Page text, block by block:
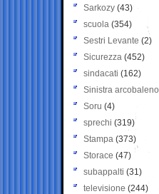
Sarkozy (43)
scuola (354)
Sestri Levante (2)
Sicurezza (452)
sindacati (162)
Sinistra arcobaleno
Soru (4)
sprechi (319)
Stampa (373)
Storace (47)
subappalti (31)
televisione(244)